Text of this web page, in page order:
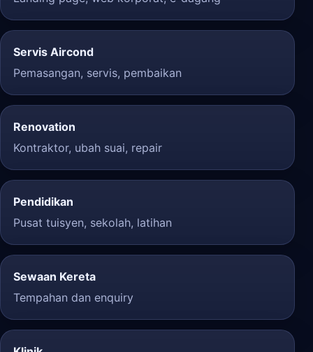
Servis Aircond
Pemasangan, servis, pembaikan
Renovation
Kontraktor, ubah suai, repair
Pendidikan
Pusat tuisyen, sekolah, latihan
Sewaan Kereta
Tempahan dan enquiry